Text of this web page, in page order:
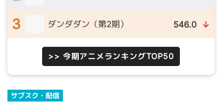
3 ダンダダン（第2期） 546.0 ↓
>> 今期アニメランキングTOP50
サブスク・配信